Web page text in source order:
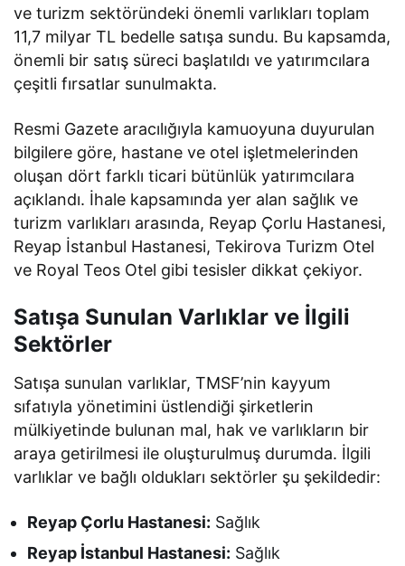
ve turizm sektöründeki önemli varlıkları toplam
11,7 milyar TL bedelle satışa sundu. Bu kapsamda,
önemli bir satış süreci başlatıldı ve yatırımcılara
çeşitli fırsatlar sunulmakta.
Resmi Gazete aracılığıyla kamuoyuna duyurulan
bilgilere göre, hastane ve otel işletmelerinden
oluşan dört farklı ticari bütünlük yatırımcılara
açıklandı. İhale kapsamında yer alan sağlık ve
turizm varlıkları arasında, Reyap Çorlu Hastanesi,
Reyap İstanbul Hastanesi, Tekirova Turizm Otel
ve Royal Teos Otel gibi tesisler dikkat çekiyor.
Satışa Sunulan Varlıklar ve İlgili
Sektörler
Satışa sunulan varlıklar, TMSF’nin kayyum
sıfatıyla yönetimini üstlendiği şirketlerin
mülkiyetinde bulunan mal, hak ve varlıkların bir
araya getirilmesi ile oluşturulmuş durumda. İlgili
varlıklar ve bağlı oldukları sektörler şu şekildedir:
Reyap Çorlu Hastanesi: Sağlık
Reyap İstanbul Hastanesi: Sağlık